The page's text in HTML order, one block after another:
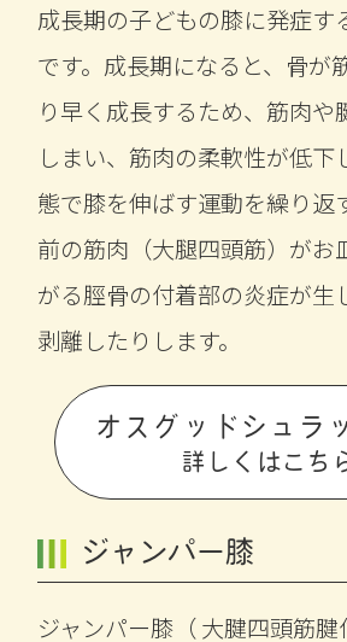
成長期の子どもの膝に発症す
です。成長期になると、骨が
り早く成長するため、筋肉や
しまい、筋肉の柔軟性が低下
態で膝を伸ばす運動を繰り返
前の筋肉（大腿四頭筋）がお
がる脛骨の付着部の炎症が生
剥離したりします。
オスグッドシュラ
詳しくはこち
ジャンパー膝
ジャンパー膝（ 大腱四頭筋